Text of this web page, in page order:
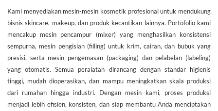
Kami menyediakan mesin-mesin kosmetik profesional untuk mendukung
bisnis skincare, makeup, dan produk kecantikan lainnya. Portofolio kami
mencakup mesin pencampur (mixer) yang menghasilkan konsistensi
sempurna, mesin pengisian (filling) untuk krim, cairan, dan bubuk yang
presisi, serta mesin pengemasan (packaging) dan pelabelan (labeling)
yang otomatis. Semua peralatan dirancang dengan standar higienis
tinggi, mudah dioperasikan, dan mampu meningkatkan skala produksi
dari rumahan hingga industri. Dengan mesin kami, proses produksi
menjadi lebih efisien, konsisten, dan siap membantu Anda menciptakan